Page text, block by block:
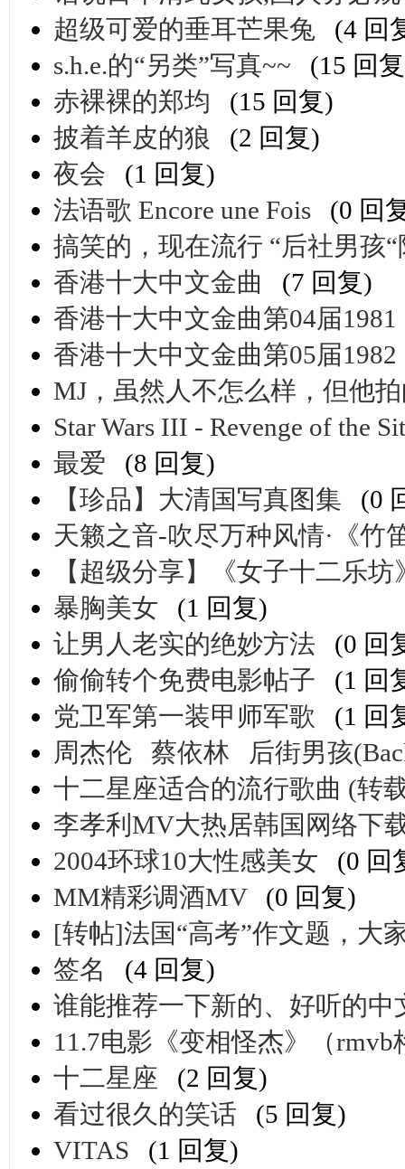
超级可爱的垂耳芒果兔
(4 回
s.h.e.的“另类”写真~~
(15 回
赤裸裸的郑均
(15 回复)
披着羊皮的狼
(2 回复)
夜会
(1 回复)
法语歌 Encore une Fois
(0 回
搞笑的，现在流行 “后社男孩“
香港十大中文金曲
(7 回复)
香港十大中文金曲第04届1981
香港十大中文金曲第05届1982
MJ，虽然人不怎么样，但他
Star Wars III - Revenge of the
最爱
(8 回复)
【珍品】大清国写真图集
(0
天籁之音-吹尽万种风情·《竹
【超级分享】《女子十二乐
暴胸美女
(1 回复)
让男人老实的绝妙方法
(0 回
偷偷转个免费电影帖子
(1 回
党卫军第一装甲师军歌
(1 回
周杰伦 蔡依林 后街男孩
十二星座适合的流行歌曲 (转
李孝利MV大热居韩国网络下
2004环球10大性感美女
(0 回
MM精彩调酒MV
(0 回复)
[转帖]法国“高考”作文题，大
签名
(4 回复)
谁能推荐一下新的、好听的中
11.7电影《变相怪杰》（rmvb
十二星座
(2 回复)
看过很久的笑话
(5 回复)
VITAS
(1 回复)